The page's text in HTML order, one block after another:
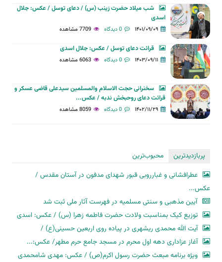
شب میلاد حضرت زینب (س) / دعای توسل / عکس: جلال
اسدی
۱۴۰۱/۰۹/۰۹ 0 دیدگاه 7709 مشاهده
قرائت دعای توسل / عکس: جلال اسدی
۱۴۰۳/۰۹/۱۱ 0 دیدگاه 6063 مشاهده
سخنرانی حجت الاسلام والمسلمین سیدعلی قاضی عسکر و
قرائت دعای روحبخش ندبه / عکس...
۱۴۰۲/۱۱/۲۹ 0 دیدگاه 8059 مشاهده
پربازدیدترین
محبوب‌ترین
عطرافشانی و غبارروبی قبور شهدای مدفون در آستان مقدس /
عکس...
آیین مذهبی و سنتی مسلمیه در فهرست آثار ملی ثبت شد
توزیع کیک بمناسبت ولادت حضرت فاطمه زهرا (س) / عکس: اسدی
آیت الله محمدی ریشهری در پیاده روی اربعین حسینی(ع) /
آغاز عزاداری دهه اول محرم در مسجد جامع حرم مطهر/ عکس:...
ویژه برنامه مبعث حضرت رسول اکرم(ص) / عکس: مهدی شامحمدی